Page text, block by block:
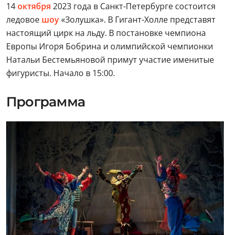
14октября 2023 года в Санкт-Петербурге состоится
ледовое шоу«Золушка». В Гигант-Холле представят
настоящий цирк на льду. В постановке чемпиона
Европы Игоря Бобрина и олимпийской чемпионки
Натальи Бестемьяновой примут участие именитые
фигуристы. Начало в 15:00.
Программа